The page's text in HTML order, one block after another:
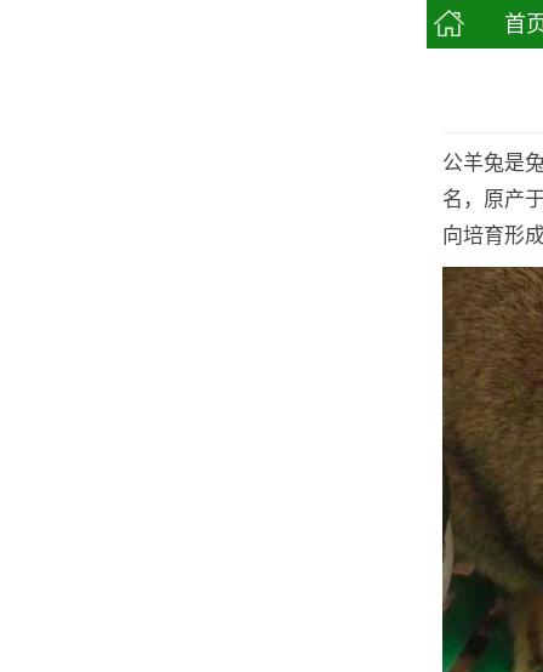
首
公羊兔是
名，原产
向培育形